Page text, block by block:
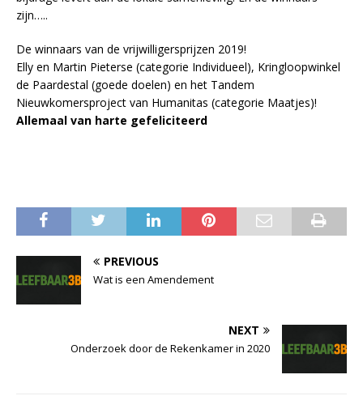
zijn…..
De winnaars van de vrijwilligersprijzen 2019!
Elly en Martin Pieterse (categorie Individueel), Kringloopwinkel
de Paardestal (goede doelen) en het Tandem
Nieuwkomersproject van Humanitas (categorie Maatjes)!
Allemaal van harte gefeliciteerd
PREVIOUS
Wat is een Amendement
NEXT
Onderzoek door de Rekenkamer in 2020